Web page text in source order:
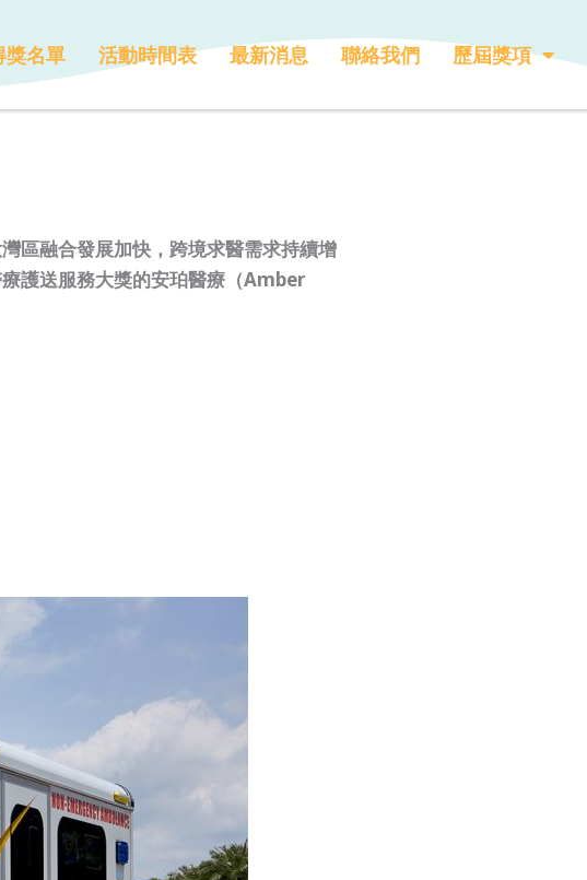
獎名單 活動時間表 最新消息 聯絡我們 歷屆獎項
區融合發展加快，跨境求醫需求持續增
護送服務大獎的安珀醫療（Amber